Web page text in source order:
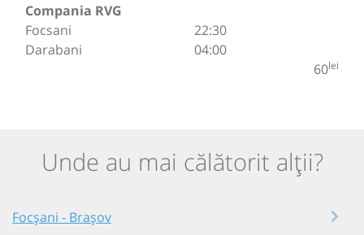
Compania RVG
Focsani
Darabani
22:30
04:00
60lei
Unde au mai călătorit alții?
Focșani - Brașov